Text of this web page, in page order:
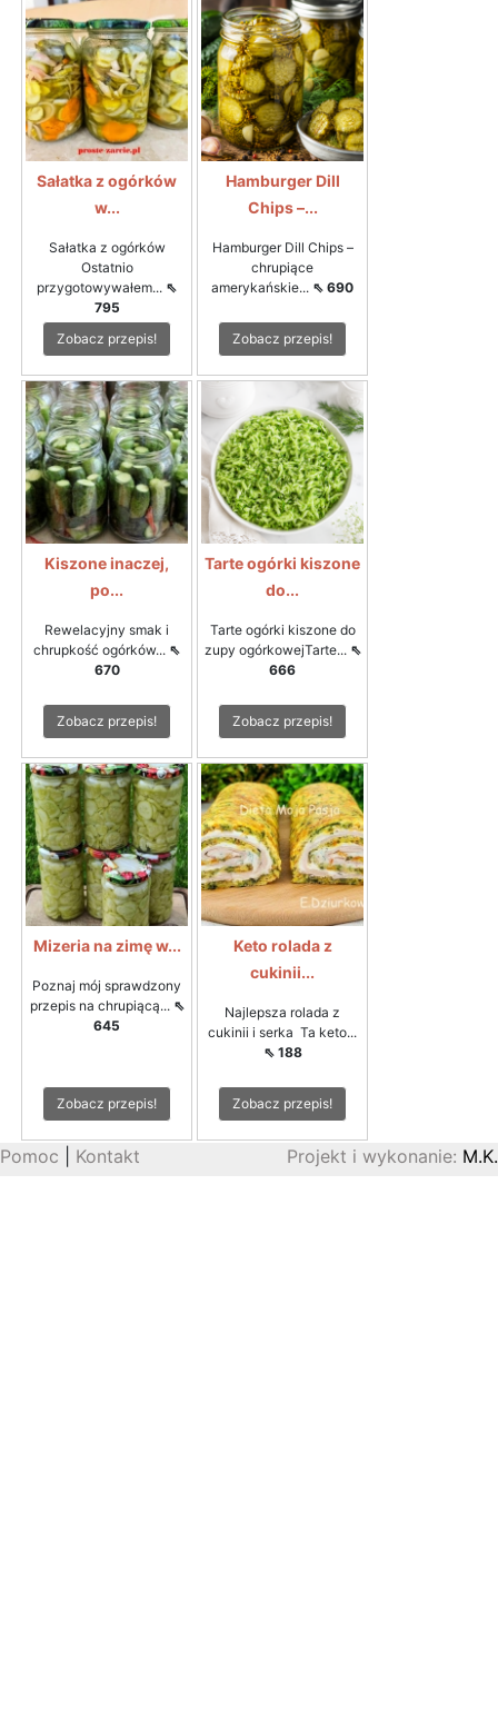
Sałatka z ogórków
w...
Sałatka z ogórków
Ostatnio
przygotowywałem... ⇖
795
Zobacz przepis!
Hamburger Dill
Chips –...
Hamburger Dill Chips –
chrupiące
amerykańskie... ⇖ 690
Zobacz przepis!
Kiszone inaczej,
po...
Rewelacyjny smak i
chrupkość ogórków... ⇖
670
Zobacz przepis!
Tarte ogórki kiszone
do...
Tarte ogórki kiszone do
zupy ogórkowejTarte... ⇖
666
Zobacz przepis!
Mizeria na zimę w...
Poznaj mój sprawdzony
przepis na chrupiącą... ⇖
645
Zobacz przepis!
Keto rolada z
cukinii...
Najlepsza rolada z
cukinii i serka Ta keto...
⇖ 188
Zobacz przepis!
Pomoc Kontakt Projekt i wykonanie: M.K.